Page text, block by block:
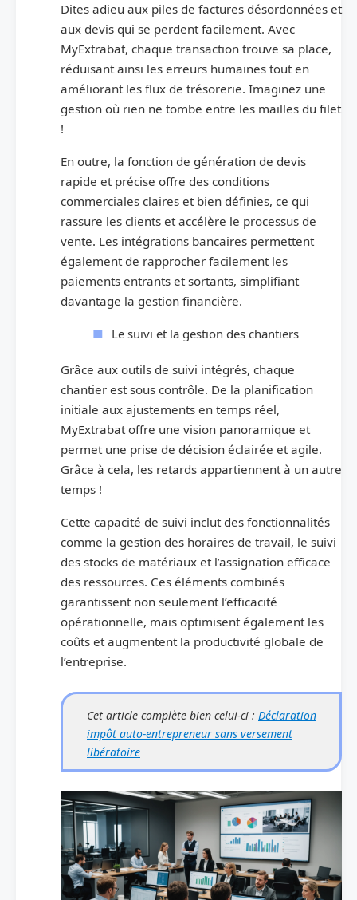
Dites adieu aux piles de factures désordonnées et
aux devis qui se perdent facilement. Avec
MyExtrabat, chaque transaction trouve sa place,
réduisant ainsi les erreurs humaines tout en
améliorant les flux de trésorerie. Imaginez une
gestion où rien ne tombe entre les mailles du filet
!
En outre, la fonction de génération de devis
rapide et précise offre des conditions
commerciales claires et bien définies, ce qui
rassure les clients et accélère le processus de
vente. Les intégrations bancaires permettent
également de rapprocher facilement les
paiements entrants et sortants, simplifiant
davantage la gestion financière.
Le suivi et la gestion des chantiers
Grâce aux outils de suivi intégrés, chaque
chantier est sous contrôle. De la planification
initiale aux ajustements en temps réel,
MyExtrabat offre une vision panoramique et
permet une prise de décision éclairée et agile.
Grâce à cela, les retards appartiennent à un autre
temps !
Cette capacité de suivi inclut des fonctionnalités
comme la gestion des horaires de travail, le suivi
des stocks de matériaux et l’assignation efficace
des ressources. Ces éléments combinés
garantissent non seulement l’efficacité
opérationnelle, mais optimisent également les
coûts et augmentent la productivité globale de
l’entreprise.
Cet article complète bien celui-ci : Déclaration
impôt auto-entrepreneur sans versement
libératoire